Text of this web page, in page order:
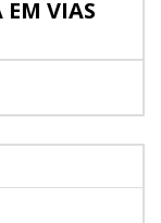
VIAS